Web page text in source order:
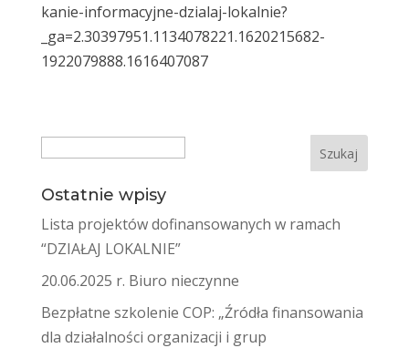
kanie-informacyjne-dzialaj-lokalnie?
_ga=2.30397951.1134078221.1620215682-
1922079888.1616407087
Ostatnie wpisy
Lista projektów dofinansowanych w ramach
“DZIAŁAJ LOKALNIE”
20.06.2025 r. Biuro nieczynne
Bezpłatne szkolenie COP: „Źródła finansowania
dla działalności organizacji i grup